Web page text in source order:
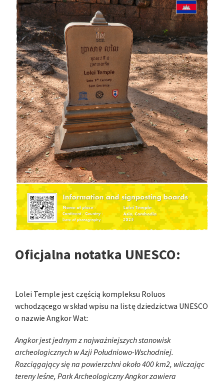
Oficjalna notatka UNESCO:
Lolei Temple jest częścią kompleksu Roluos
wchodzącego w skład wpisu na listę dziedzictwa UNESCO
o nazwie Angkor Wat:
Angkor jest jednym z najważniejszych stanowisk
archeologicznych w Azji Południowo-Wschodniej.
Rozciągający się na powierzchni około 400 km2, wliczając
tereny leśne, Park Archeologiczny Angkor zawiera